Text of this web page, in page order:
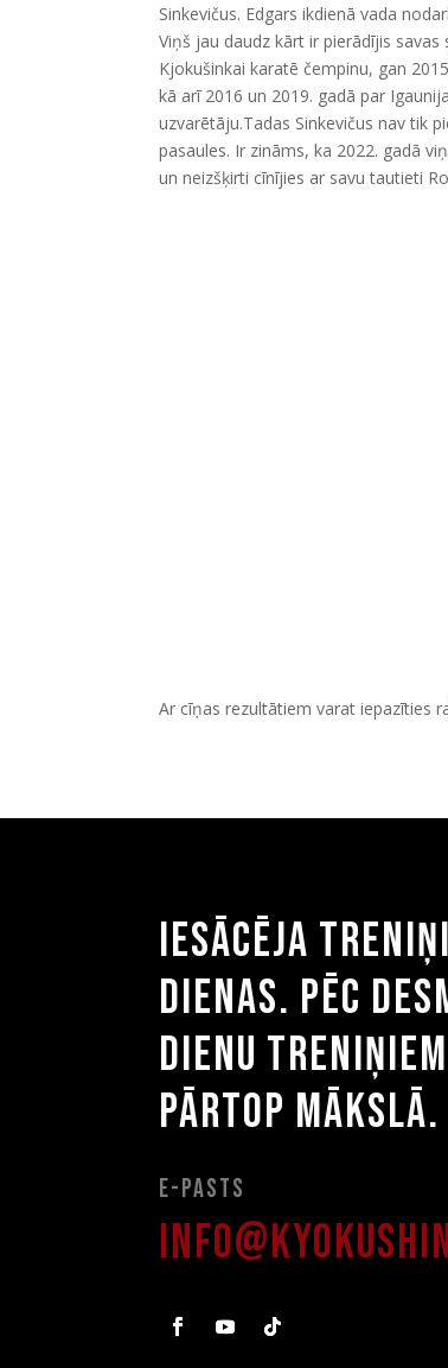
Sinkevičus. Edgars ikdienā vada
Viņš jau daudz kārt ir pierādījis
Kjokušinkai karatē čempinu, gan
kā arī 2016 un 2019. gadā par
uzvarētāju.Tadas Sinkevičus nav tik
pasaules. Ir zināms, ka 2022. gadā
un neizšķirti cīnījies ar savu tautieti
Ar cīņas rezultātiem varat iepazīties
Iesācēja
dienas. Pēc
dienu
pārtop mākslā.
E-pasts